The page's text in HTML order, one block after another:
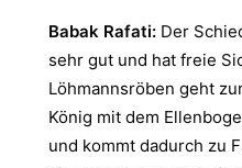
Babak Rafati: Der
sehr gut und hat freie
Löhmannsröben geht
König mit dem
und kommt dadurch zu